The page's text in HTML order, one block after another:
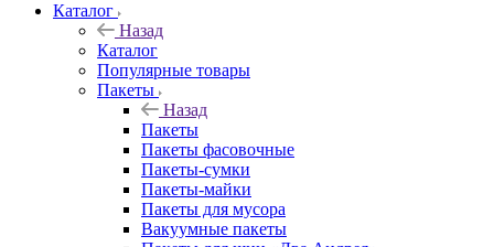
Каталог
Назад
Каталог
Популярные товары
Пакеты
Назад
Пакеты
Пакеты фасовочные
Пакеты-сумки
Пакеты-майки
Пакеты для мусора
Вакуумные пакеты